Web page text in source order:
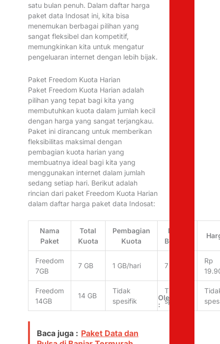
satu bulan penuh. Dalam daftar harga
paket data Indosat ini, kita bisa
menemukan berbagai pilihan yang
sangat fleksibel dan kompetitif,
memungkinkan kita untuk mengatur
pengeluaran internet dengan lebih bijak.
Paket Freedom Kuota Harian
Paket Freedom Kuota Harian adalah
pilihan yang tepat bagi kita yang
membutuhkan kuota dalam jumlah kecil
dengan harga yang sangat terjangkau.
Paket ini dirancang untuk memberikan
fleksibilitas maksimal dengan
pembagian kuota harian yang
membuatnya ideal bagi kita yang
menggunakan internet dalam jumlah
sedang setiap hari. Berikut adalah
rincian dari paket Freedom Kuota Harian
dalam daftar harga paket data Indosat:
Nama
Paket
Total
Kuota
Pembagian
Kuota
Masa
Berlaku
Freedom
7GB
7 GB 1 GB/hari 7 hari
Rp
Freedom
14GB
14 GB
Tidak
spesifik
Tidak
spesifik
Baca juga : Paket Data dan
Oleh
: